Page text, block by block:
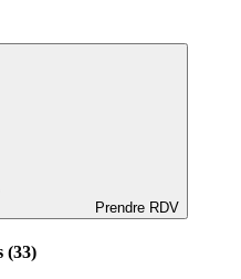
Prendre RDV
(33)